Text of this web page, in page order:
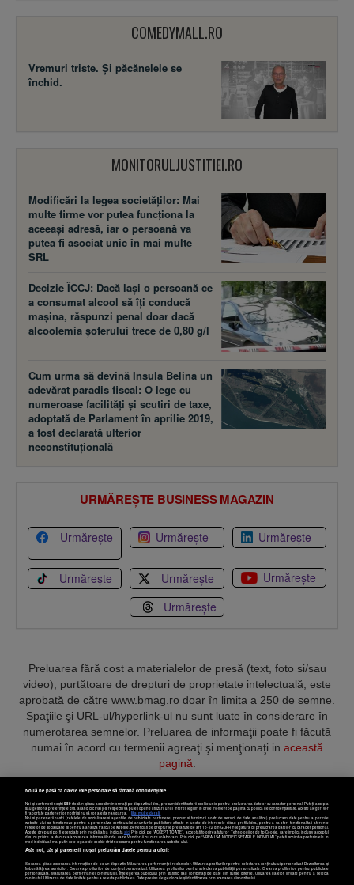
COMEDYMALL.RO
Vremuri triste. Şi păcănelele se
închid.
MONITORULJUSTITIEI.RO
Modificări la legea societăţilor: Mai
multe firme vor putea funcţiona la
aceeaşi adresă, iar o persoană va
putea fi asociat unic în mai multe
SRL
Decizie ÎCCJ: Dacă laşi o persoană ce
a consumat alcool să îţi conducă
maşina, răspunzi penal doar dacă
alcoolemia şoferului trece de 0,80 g/l
Cum urma să devină Insula Belina un
adevărat paradis fiscal: O lege cu
numeroase facilităţi şi scutiri de taxe,
adoptată de Parlament în aprilie 2019,
a fost declarată ulterior
neconstituţională
URMĂREȘTE BUSINESS MAGAZIN
Urmărește Urmărește Urmărește
Urmărește Urmărește
Urmărește
Urmărește
Preluarea fără cost a materialelor de presă (text, foto si/sau
video), purtătoare de drepturi de proprietate intelectuală, este
aprobată de către www.bmag.ro doar în limita a 250 de semne.
Spaţiile şi URL-ul/hyperlink-ul nu sunt luate în considerare în
numerotarea semnelor. Preluarea de informaţii poate fi făcută
numai în acord cu termenii agreaţi şi menţionaţi in această
pagină.
Termeni și condiții Confidențialitate Cookies Contact
Copyright © 2025 BUSINESSMEX S.A.
Setări cookies
Nouă ne pasă ca datele tale personale să rămână confidențiale
Noi și partenerii noștri589stocăm și/sau accesăm informații pe dispozitivul dvs., precum identificatorii cookie unici pentru prelucrarea datelor cu caracter personal. Puteți accepta
sau gestiona preferințele dvs. făcând clic mai jos, respectiv vă puteți opune utilizării unui interes legitim în orice moment pe pagina cu politica de confidențialitate. Aceste alegeri vor
fi raportate partenerilor noștri și nu vă vor afecta navigarea.
Mai multe detalii
Noi si partenerii nostri (retelele de socializare si agentiile de publicitate partenere, precum si furnizorii nostri de servicii de date analitice) prelucram date pentru a permite
website-ului sa functioneze, pentru a personaliza continutul si anunturile publicitare afisate in functie de interesele si/sau profilul dvs., pentru a va oferi functionalitati aferente
retelelor de socializare si pentru a analiza traficul pe website. Beneficiati de drepturile prevazute de art. 15-22 din GDPR in legatura cu prelucrarea datelor cu caracter personal.
Aceste drepturi pot fi exercitate prin modalitatea indicataaici. Prin click pe “ACCEPT TOATE”, acceptati folosirea tuturor Tehnologiilor de tip Cookie, care implica inclusiv acceptul
dvs. cu privire la stocarea/accesarea informatiilor de catre Vendor-ii cu care colaboram. Prin click pe “VREAU SA MODIFIC SETARILE INDIVIDUAL” puteti schimba preferintele in
mod individual, mai putin cele legate de cookie strict necesare pentru functionarea website-ului.
Atât noi, cât și partenerii noștri prelucrăm datele pentru a oferi:
Stocarea și/sau accesarea informațiilor de pe un dispozitiv. Măsurarea performanței reclamelor. Utilizarea profilurilor pentru selectarea conținutului personalizat. Dezvoltarea și
îmbunătățirea serviciilor. Crearea profilurilor de conținut personalizat. Utilizarea profilurilor pentru selectarea publicității personalizate. Crearea profilurilor pentru publicitate
personalizată. Măsurarea performanței conținutului. Înțelegerea publicului prin statistici sau combinații de date din surse diferite. Utilizarea datelor limitate pentru a selecta
conținutul. Utilizarea de date limitate pentru a selecta publicitatea. Date precise de geolocație și identificarea prin scanarea dispozitivului.